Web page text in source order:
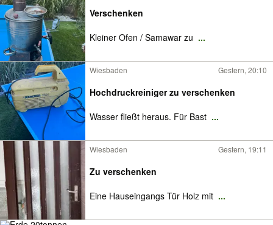
Verschenken
Kleiner Ofen / Samawar zu ...
Wiesbaden Gestern, 20:10
Hochdruckreiniger zu verschenken
Wasser fließt heraus. Für Bast ...
Wiesbaden Gestern, 19:11
Zu verschenken
Eine Hauseingangs Tür Holz mit ...